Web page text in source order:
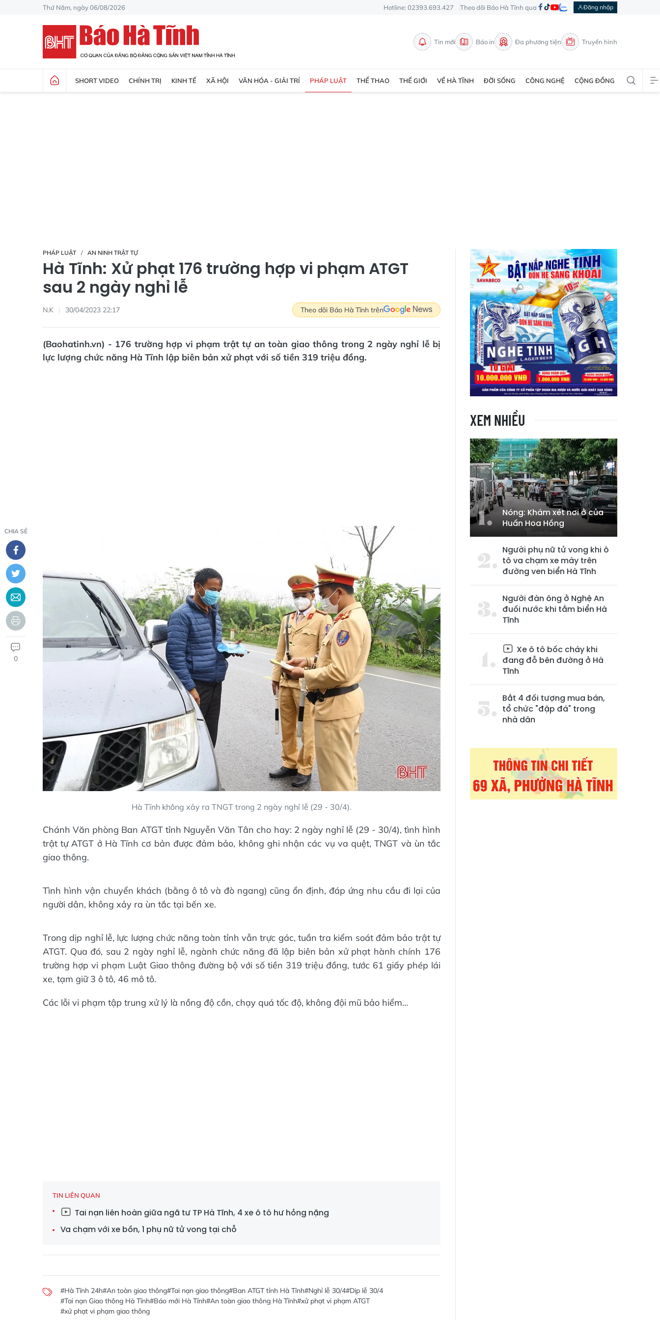
Thứ Năm, ngày 06/08/2026 Hotline: 02393.693.427 Theo dõi Báo Hà Tĩnh qua Đăng nhập
Tin mới Báo in Đa phương tiện Truyền hình
SHORT VIDEO CHÍNH TRỊ KINH TẾ XÃ HỘI VĂN HÓA - GIẢI TRÍ PHÁP LUẬT THỂ THAO THẾ GIỚI VỀ HÀ TĨNH ĐỜI SỐNG CÔNG NGHỆ CỘNG ĐỒNG
PHÁP LUẬT AN NINH TRẬT TỰ
Hà Tĩnh: Xử phạt 176 trường hợp vi phạm ATGT
sau 2 ngày nghỉ lễ
N.K 30/04/2023 22:17 Theo dõi Báo Hà Tĩnh trên
(Baohatinh.vn) - 176 trường hợp vi phạm trật tự an toàn giao thông trong 2 ngày nghỉ lễ bị
lực lượng chức năng Hà Tĩnh lập biên bản xử phạt với số tiền 319 triệu đồng.
CHIA SẺ
0
Hà Tĩnh không xảy ra TNGT trong 2 ngày nghỉ lễ (29 - 30/4).
Chánh Văn phòng Ban ATGT tỉnh Nguyễn Văn Tân cho hay: 2 ngày nghỉ lễ (29 - 30/4), tình hình
trật tự ATGT ở Hà Tĩnh cơ bản được đảm bảo, không ghi nhận các vụ va quệt, TNGT và ùn tắc
giao thông.
Tình hình vận chuyển khách (bằng ô tô và đò ngang) cũng ổn định, đáp ứng nhu cầu đi lại của
người dân, không xảy ra ùn tắc tại bến xe.
Trong dịp nghỉ lễ, lực lượng chức năng toàn tỉnh vẫn trực gác, tuần tra kiểm soát đảm bảo trật tự
ATGT. Qua đó, sau 2 ngày nghỉ lễ, ngành chức năng đã lập biên bản xử phạt hành chính 176
trường hợp vi phạm Luật Giao thông đường bộ với số tiền 319 triệu đồng, tước 61 giấy phép lái
xe, tạm giữ 3 ô tô, 46 mô tô.
Các lỗi vi phạm tập trung xử lý là nồng độ cồn, chạy quá tốc độ, không đội mũ bảo hiểm…
TIN LIÊN QUAN
Tai nạn liên hoàn giữa ngã tư TP Hà Tĩnh, 4 xe ô tô hư hỏng nặng
Va chạm với xe bồn, 1 phụ nữ tử vong tại chỗ
#Hà Tĩnh 24h#An toàn giao thông#Tai nạn giao thông#Ban ATGT tỉnh Hà Tĩnh#Nghỉ lễ 30/4#Dịp lễ 30/4
#Tai nạn Giao thông Hà Tĩnh#Báo mới Hà Tĩnh#An toàn giao thông Hà Tĩnh#xử phạt vi phạm ATGT
#xử phạt vi phạm giao thông
XEM NHIỀU
Nóng: Khám xét nơi ở của
Huấn Hoa Hồng
Người phụ nữ tử vong khi ô
tô va chạm xe máy trên
đường ven biển Hà Tĩnh
Người đàn ông ở Nghệ An
đuối nước khi tắm biển Hà
Tĩnh
Xe ô tô bốc cháy khi
đang đỗ bên đường ở Hà
Tĩnh
Bắt 4 đối tượng mua bán,
tổ chức "đập đá" trong
nhà dân